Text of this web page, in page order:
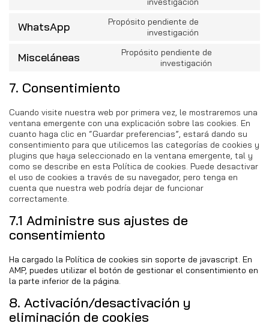
WhatsApp
Propósito pendiente de
investigación
service
whatsapp
Misceláneas
Propósito pendiente de
investigación
7. Consentimiento
Cuando visite nuestra web por primera vez, le mostraremos una
ventana emergente con una explicación sobre las cookies. En
cuanto haga clic en “Guardar preferencias”, estará dando su
consentimiento para que utilicemos las categorías de cookies y
plugins que haya seleccionado en la ventana emergente, tal y
como se describe en esta Política de cookies. Puede desactivar
el uso de cookies a través de su navegador, pero tenga en
cuenta que nuestra web podría dejar de funcionar
correctamente.
7.1 Administre sus ajustes de
consentimiento
Ha cargado la Política de cookies sin soporte de javascript. En
AMP, puedes utilizar el botón de gestionar el consentimiento en
la parte inferior de la página.
8. Activación/desactivación y
eliminación de cookies